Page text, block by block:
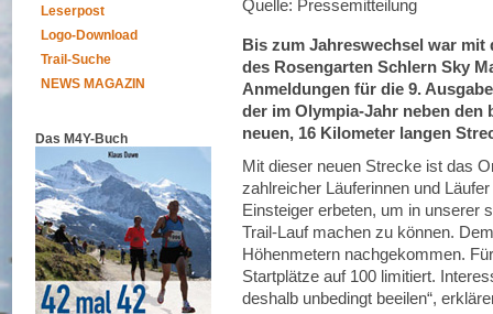
Leserpost
Logo-Download
Trail-Suche
NEWS MAGAZIN
Das M4Y-Buch
Quelle: Pressemitteilung
Bis zum Jahreswechsel war mit
des Rosengarten Schlern Sky
Anmeldungen für die 9.
der im Olympia-Jahr neben
neuen, 16 Kilometer langen
Mit dieser neuen Strecke ist das
zahlreicher Läuferinnen und
Einsteiger erbeten, um in unserer
Trail-Lauf machen zu können.
Höhenmetern nachgekommen.
Startplätze auf 100 limitiert.
deshalb unbedingt beeilen“,